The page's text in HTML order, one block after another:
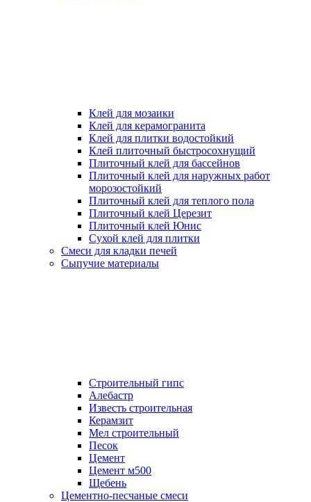
Клей для мозаики
Клей для керамогранита
Клей для плитки водостойкий
Клей плиточный быстросохнущий
Плиточный клей для бассейнов
Плиточный клей для наружных работ
морозостойкий
Плиточный клей для теплого пола
Плиточный клей Церезит
Плиточный клей Юнис
Сухой клей для плитки
Смеси для кладки печей
Сыпучие материалы
Строительный гипс
Алебастр
Известь строительная
Керамзит
Мел строительный
Песок
Цемент
Цемент м500
Щебень
Цементно-песчаные смеси